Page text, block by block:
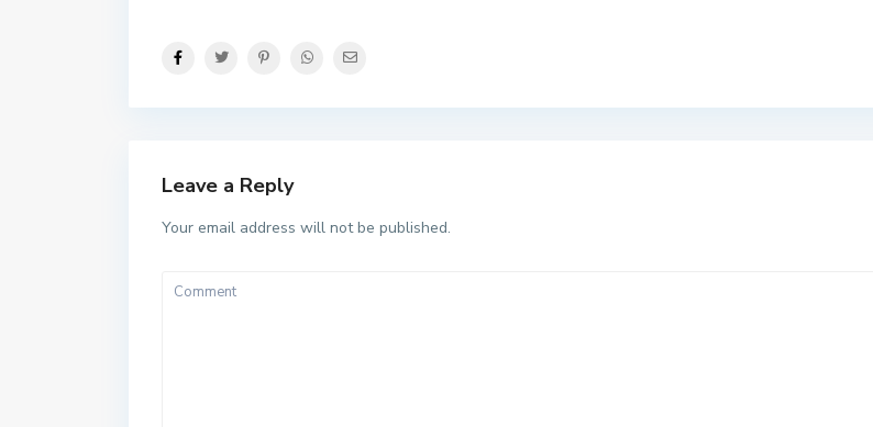
Leave a Reply
Your email address will not be published.